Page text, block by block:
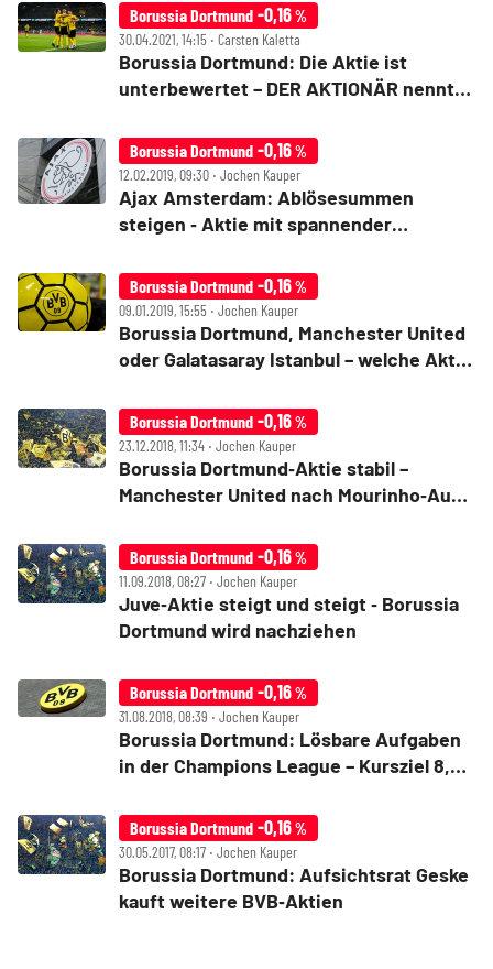
gehen steil
Borussia Dortmund -0,16%
30.04.2021, 14:15 ‧ Carsten Kaletta
Borussia Dortmund: Die Aktie ist
unterbewertet – DER AKTIONÄR nennt
Borussia Dortmund -0,16%
12.02.2019, 09:30 ‧ Jochen Kauper
Ajax Amsterdam: Ablösesummen
steigen ‑ Aktie mit spannender
Borussia Dortmund -0,16%
09.01.2019, 15:55 ‧ Jochen Kauper
Borussia Dortmund, Manchester United
oder Galatasaray Istanbul – welche Aktie
Borussia Dortmund -0,16%
23.12.2018, 11:34 ‧ Jochen Kauper
Borussia Dortmund‑Aktie stabil –
Manchester United nach Mourinho‑Aus
Borussia Dortmund -0,16%
11.09.2018, 08:27 ‧ Jochen Kauper
Juve‑Aktie steigt und steigt ‑ Borussia
Dortmund wird nachziehen
Borussia Dortmund -0,16%
31.08.2018, 08:39 ‧ Jochen Kauper
Borussia Dortmund: Lösbare Aufgaben
in der Champions League – Kursziel 8,00
Borussia Dortmund -0,16%
30.05.2017, 08:17 ‧ Jochen Kauper
Borussia Dortmund: Aufsichtsrat Geske
kauft weitere BVB‑Aktien